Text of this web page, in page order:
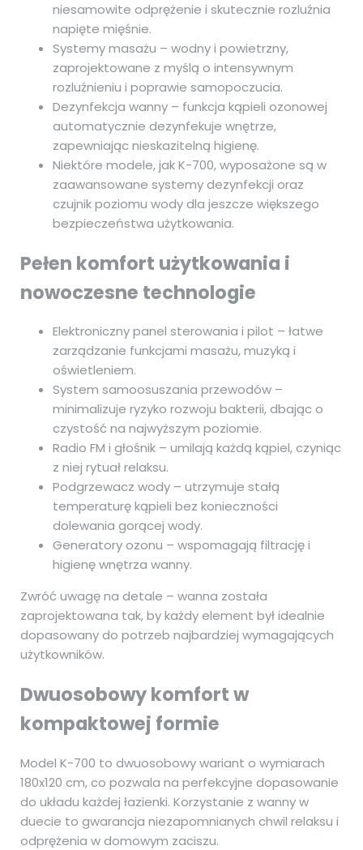
niesamowite odprężenie i skutecznie rozluźnia
napięte mięśnie.
Systemy masażu – wodny i powietrzny,
zaprojektowane z myślą o intensywnym
rozluźnieniu i poprawie samopoczucia.
Dezynfekcja wanny – funkcja kąpieli ozonowej
automatycznie dezynfekuje wnętrze,
zapewniając nieskazitelną higienę.
Niektóre modele, jak K-700, wyposażone są w
zaawansowane systemy dezynfekcji oraz
czujnik poziomu wody dla jeszcze większego
bezpieczeństwa użytkowania.
Pełen komfort użytkowania i
nowoczesne technologie
Elektroniczny panel sterowania i pilot – łatwe
zarządzanie funkcjami masażu, muzyką i
oświetleniem.
System samoosuszania przewodów –
minimalizuje ryzyko rozwoju bakterii, dbając o
czystość na najwyższym poziomie.
Radio FM i głośnik – umilają każdą kąpiel, czyniąc
z niej rytuał relaksu.
Podgrzewacz wody – utrzymuje stałą
temperaturę kąpieli bez konieczności
dolewania gorącej wody.
Generatory ozonu – wspomagają filtrację i
higienę wnętrza wanny.
Zwróć uwagę na detale – wanna została
zaprojektowana tak, by każdy element był idealnie
dopasowany do potrzeb najbardziej wymagających
użytkowników.
Dwuosobowy komfort w
kompaktowej formie
Model K-700 to dwuosobowy wariant o wymiarach
180x120 cm, co pozwala na perfekcyjne dopasowanie
do układu każdej łazienki. Korzystanie z wanny w
duecie to gwarancja niezapomnianych chwil relaksu i
odprężenia w domowym zaciszu.